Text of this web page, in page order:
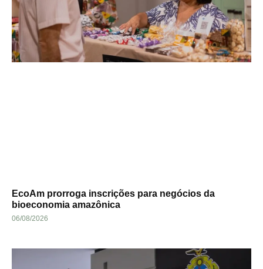
EcoAm prorroga inscrições para negócios da
bioeconomia amazônica
06/08/2026